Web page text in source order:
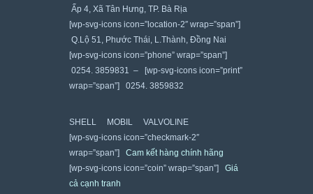
Ấp 4, Xã Tân Hưng, TP. Bà Rịa
[wp-svg-icons icon=”location-2″ wrap=”span”]
Q.Lộ 51, Phước Thái, L.Thành, Đồng Nai
[wp-svg-icons icon=”phone” wrap=”span”]
0254. 3859831 – [wp-svg-icons icon=”print”
wrap=”span”] 0254. 3859832
SHELL MOBIL VALVOLINE
[wp-svg-icons icon=”checkmark-2″
wrap=”span”] Cam kết hàng chính hãng
[wp-svg-icons icon=”coin” wrap=”span”] Giá
cả cạnh tranh